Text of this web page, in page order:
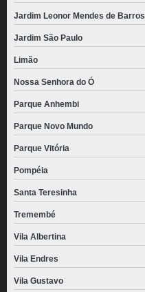
Jardim Leonor Mendes de Barros
Jardim São Paulo
Limão
Nossa Senhora do Ó
Parque Anhembi
Parque Novo Mundo
Parque Vitória
Pompéia
Santa Teresinha
Tremembé
Vila Albertina
Vila Endres
Vila Gustavo